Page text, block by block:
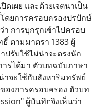
เผย และด้วยเจตนาเป็น
ดยการครอบครองปรปักษ์
การบุกรุกเข้าไปครอบ
ตามมาตรา 1383 ผู้
ปรับใช้ไม่น่าจะตรงนัก
ารได้มา ตัวบทฉบับภาษา
าจะใช้กับสังหาริมทรัพย์
องการครอบครอง ตัวบท
ผู้บันทึกจึงเห็นว่า